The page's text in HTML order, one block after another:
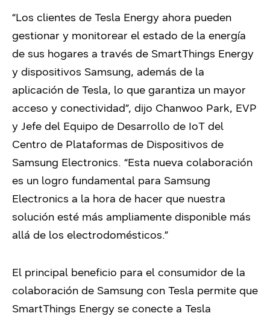
“Los clientes de Tesla Energy ahora pueden
gestionar y monitorear el estado de la energía
de sus hogares a través de SmartThings Energy
y dispositivos Samsung, además de la
aplicación de Tesla, lo que garantiza un mayor
acceso y conectividad”, dijo Chanwoo Park, EVP
y Jefe del Equipo de Desarrollo de IoT del
Centro de Plataformas de Dispositivos de
Samsung Electronics. “Esta nueva colaboración
es un logro fundamental para Samsung
Electronics a la hora de hacer que nuestra
solución esté más ampliamente disponible más
allá de los electrodomésticos.”
El principal beneficio para el consumidor de la
colaboración de Samsung con Tesla permite que
SmartThings Energy se conecte a Tesla